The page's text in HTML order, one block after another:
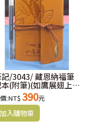
/3043/ 藏恩納福筆
(附筆)(如鷹展翅上
土黃
:NT$ 390元